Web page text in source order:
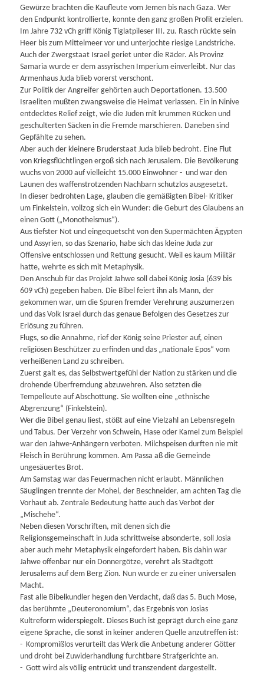
Gewürze brachten die Kaufleute vom Jemen bis nach Gaza. Wer
den Endpunkt kontrollierte, konnte den ganz großen Profit erzielen.
Im Jahre 732 vCh griff König Tiglatpileser III. zu. Rasch rückte sein
Heer bis zum Mittelmeer vor und unterjochte riesige Landstriche.
Auch der Zwergstaat Israel geriet unter die Räder. Als Provinz
Samaria wurde er dem assyrischen Imperium einverleibt. Nur das
Armenhaus Juda blieb vorerst verschont.
Zur Politik der Angreifer gehörten auch Deportationen. 13.500
Israeliten mußten zwangsweise die Heimat verlassen. Ein in Ninive
entdecktes Relief zeigt, wie die Juden mit krummen Rücken und
geschulterten Säcken in die Fremde marschieren. Daneben sind
Gepfählte zu sehen.
Aber auch der kleinere Bruderstaat Juda blieb bedroht. Eine Flut
von Kriegsflüchtlingen ergoß sich nach Jerusalem. Die Bevölkerung
wuchs von 2000 auf vielleicht 15.000 Einwohner - und war den
Launen des waffenstrotzenden Nachbarn schutzlos ausgesetzt.
In dieser bedrohten Lage, glauben die gemäßigten Bibel- Kritiker
um Finkelstein, vollzog sich ein Wunder: die Geburt des Glaubens an
einen Gott („Monotheismus“).
Aus tiefster Not und eingequetscht von den Supermächten Ägypten
und Assyrien, so das Szenario, habe sich das kleine Juda zur
Offensive entschlossen und Rettung gesucht. Weil es kaum Militär
hatte, wehrte es sich mit Metaphysik.
Den Anschub für das Projekt Jahwe soll dabei König Josia (639 bis
609 vCh) gegeben haben. Die Bibel feiert ihn als Mann, der
gekommen war, um die Spuren fremder Verehrung auszumerzen
und das Volk Israel durch das genaue Befolgen des Gesetzes zur
Erlösung zu führen.
Flugs, so die Annahme, rief der König seine Priester auf, einen
religiösen Beschützer zu erfinden und das „nationale Epos“ vom
verheißenen Land zu schreiben.
Zuerst galt es, das Selbstwertgefühl der Nation zu stärken und die
drohende Überfremdung abzuwehren. Also setzten die
Tempelleute auf Abschottung. Sie wollten eine „ethnische
Abgrenzung“ (Finkelstein).
Wer die Bibel genau liest, stößt auf eine Vielzahl an Lebensregeln
und Tabus. Der Verzehr von Schwein, Hase oder Kamel zum Beispiel
war den Jahwe-Anhängern verboten. Milchspeisen durften nie mit
Fleisch in Berührung kommen. Am Passa aß die Gemeinde
ungesäuertes Brot.
Am Samstag war das Feuermachen nicht erlaubt. Männlichen
Säuglingen trennte der Mohel, der Beschneider, am achten Tag die
Vorhaut ab. Zentrale Bedeutung hatte auch das Verbot der
„Mischehe“.
Neben diesen Vorschriften, mit denen sich die
Religionsgemeinschaft in Juda schrittweise absonderte, soll Josia
aber auch mehr Metaphysik eingefordert haben. Bis dahin war
Jahwe offenbar nur ein Donnergötze, verehrt als Stadtgott
Jerusalems auf dem Berg Zion. Nun wurde er zu einer universalen
Macht.
Fast alle Bibelkundler hegen den Verdacht, daß das 5. Buch Mose,
das berühmte „Deuteronomium“, das Ergebnis von Josias
Kultreform widerspiegelt. Dieses Buch ist geprägt durch eine ganz
eigene Sprache, die sonst in keiner anderen Quelle anzutreffen ist:
- Kompromißlos verurteilt das Werk die Anbetung anderer Götter
und droht bei Zuwiderhandlung furchtbare Strafgerichte an.
- Gott wird als völlig entrückt und transzendent dargestellt.